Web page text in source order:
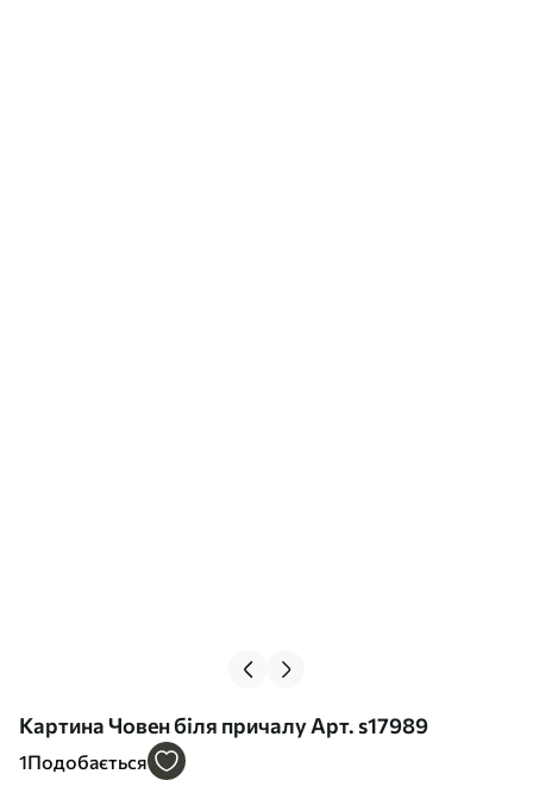
Картина Човен біля причалу Арт. s17989
1Подобається